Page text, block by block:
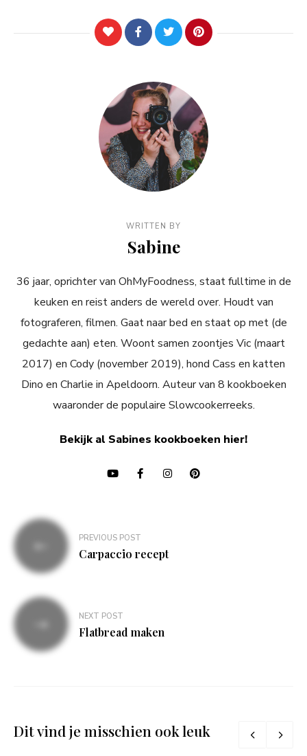
WRITTEN BY
Sabine
36 jaar, oprichter van OhMyFoodness, staat fulltime in de
keuken en reist anders de wereld over. Houdt van
fotograferen, filmen. Gaat naar bed en staat op met (de
gedachte aan) eten. Woont samen zoontjes Vic (maart
2017) en Cody (november 2019), hond Cass en katten
Dino en Charlie in Apeldoorn. Auteur van 8 kookboeken
waaronder de populaire Slowcookerreeks.
Bekijk al Sabines kookboeken hier!
Bericht
navigatie
PREVIOUS POST
Carpaccio recept
NEXT POST
Flatbread maken
Dit vind je misschien ook leuk